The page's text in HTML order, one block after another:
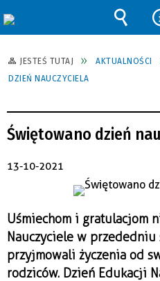
JESTEŚ TUTAJ AKTUALNOŚCI
DZIEŃ NAUCZYCIELA
Świętowano dzień
13-10-2021
Uśmiechom i gratulacjom
Nauczyciele w
przyjmowali życzenia od
rodziców. Dzień Edukacji